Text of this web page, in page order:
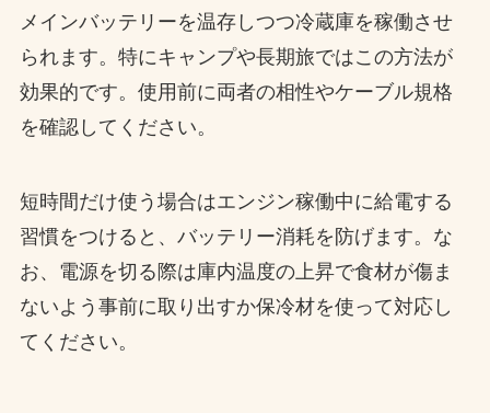
メインバッテリーを温存しつつ冷蔵庫を稼働させ
られます。特にキャンプや長期旅ではこの方法が
効果的です。使用前に両者の相性やケーブル規格
を確認してください。
短時間だけ使う場合はエンジン稼働中に給電する
習慣をつけると、バッテリー消耗を防げます。な
お、電源を切る際は庫内温度の上昇で食材が傷ま
ないよう事前に取り出すか保冷材を使って対応し
てください。